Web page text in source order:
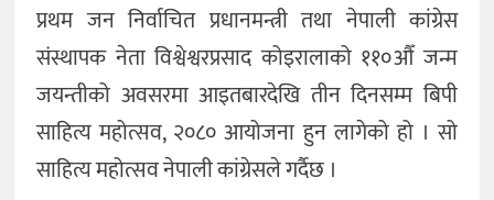
प्रथम जन निर्वाचित प्रधानमन्त्री तथा नेपाली कांग्रेस
संस्थापक नेता विश्वेश्वरप्रसाद कोइरालाको ११०औँ जन्म
जयन्तीको अवसरमा आइतबारदेखि तीन दिनसम्म बिपी
साहित्य महोत्सव, २०८० आयोजना हुन लागेको हो । सो
साहित्य महोत्सव नेपाली कांग्रेसले गर्दैछ ।